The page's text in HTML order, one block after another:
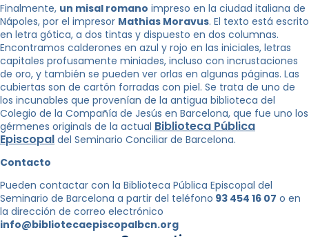
Finalmente, un misal romano impreso en la ciudad italiana de
Nápoles, por el impresor Mathias Moravus. El texto está escrito
en letra gótica, a dos tintas y dispuesto en dos columnas.
Encontramos calderones en azul y rojo en las iniciales, letras
capitales profusamente miniades, incluso con incrustaciones
de oro, y también se pueden ver orlas en algunas páginas. Las
cubiertas son de cartón forradas con piel. Se trata de uno de
los incunables que provenían de la antigua biblioteca del
Colegio de la Compañía de Jesús en Barcelona, que fue uno los
gérmenes originals de la actual Biblioteca Pública
Episcopal del Seminario Conciliar de Barcelona.
Contacto
Pueden contactar con la Biblioteca Pública Episcopal del
Seminario de Barcelona a partir del teléfono 93 454 16 07 o en
la dirección de correo electrónico
info@bibliotecaepiscopalbcn.org